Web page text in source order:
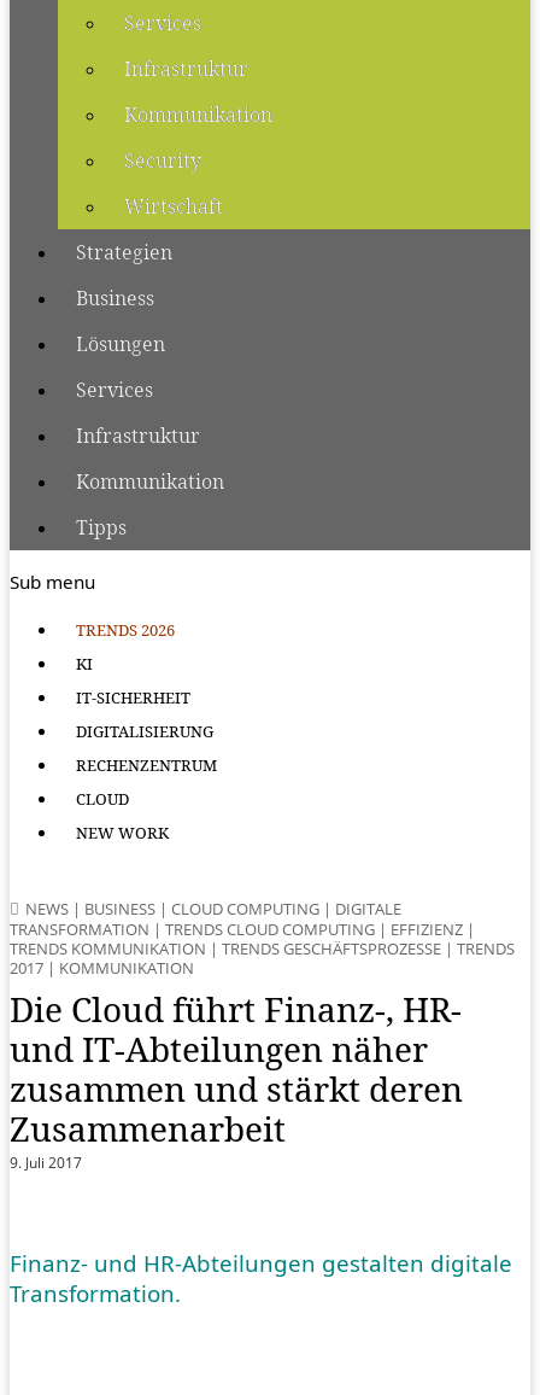
Services
Infrastruktur
Kommunikation
Security
Wirtschaft
Strategien
Business
Lösungen
Services
Infrastruktur
Kommunikation
Tipps
Sub menu
TRENDS 2026
KI
IT-SICHERHEIT
DIGITALISIERUNG
RECHENZENTRUM
CLOUD
NEW WORK
NEWS | BUSINESS | CLOUD COMPUTING | DIGITALE
TRANSFORMATION | TRENDS CLOUD COMPUTING | EFFIZIENZ |
TRENDS KOMMUNIKATION | TRENDS GESCHÄFTSPROZESSE | TRENDS
2017 | KOMMUNIKATION
Die Cloud führt Finanz-, HR-
und IT-Abteilungen näher
zusammen und stärkt deren
Zusammenarbeit
9. Juli 2017
Finanz- und HR-Abteilungen gestalten digitale
Transformation.